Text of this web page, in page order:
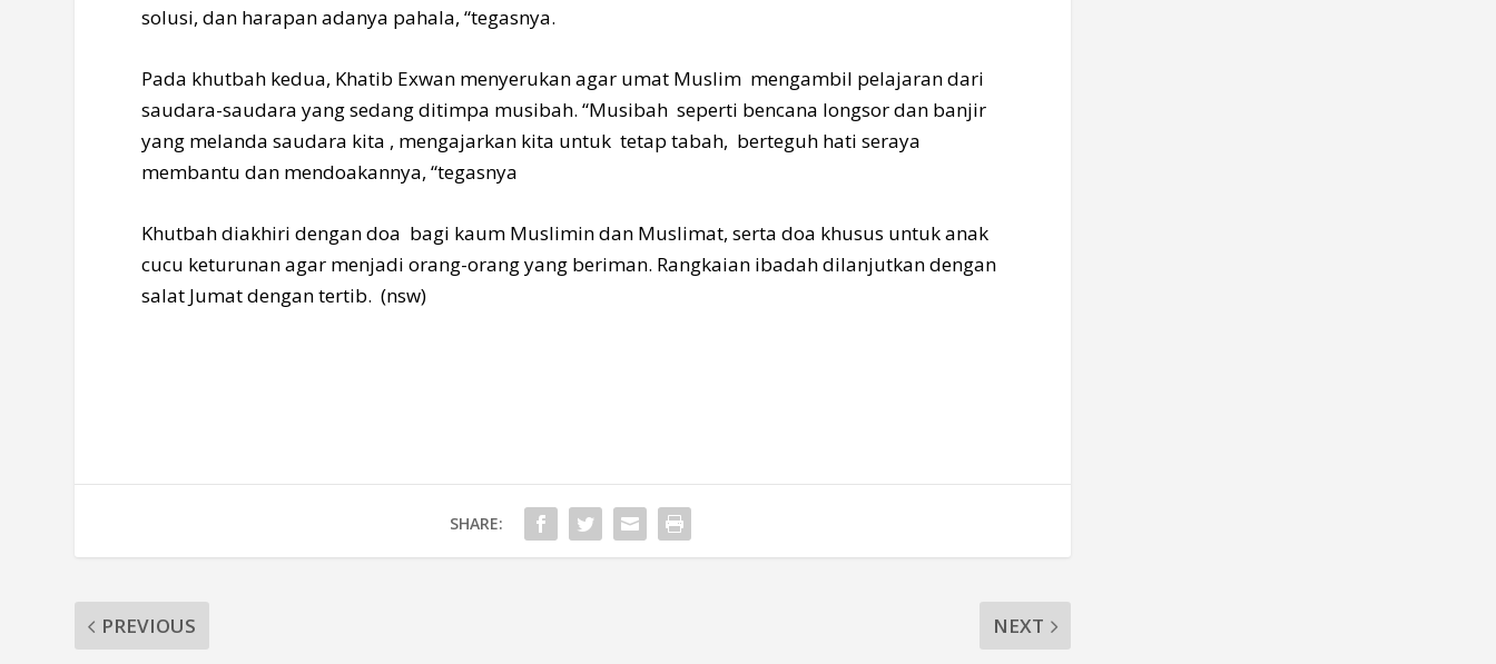
solusi, dan harapan adanya pahala, “tegasnya.
Pada khutbah kedua, Khatib Exwan menyerukan agar umat Muslim mengambil pelajaran dari
saudara-saudara yang sedang ditimpa musibah. “Musibah seperti bencana longsor dan banjir
yang melanda saudara kita , mengajarkan kita untuk tetap tabah, berteguh hati seraya
membantu dan mendoakannya, “tegasnya
Khutbah diakhiri dengan doa bagi kaum Muslimin dan Muslimat, serta doa khusus untuk anak
cucu keturunan agar menjadi orang-orang yang beriman. Rangkaian ibadah dilanjutkan dengan
salat Jumat dengan tertib. (nsw)
SHARE:
PREVIOUS NEXT